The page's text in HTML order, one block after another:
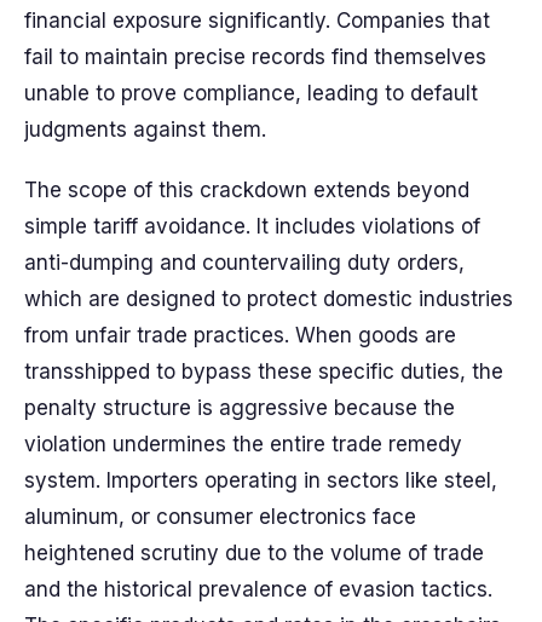
financial exposure significantly. Companies that
fail to maintain precise records find themselves
unable to prove compliance, leading to default
judgments against them.
The scope of this crackdown extends beyond
simple tariff avoidance. It includes violations of
anti-dumping and countervailing duty orders,
which are designed to protect domestic industries
from unfair trade practices. When goods are
transshipped to bypass these specific duties, the
penalty structure is aggressive because the
violation undermines the entire trade remedy
system. Importers operating in sectors like steel,
aluminum, or consumer electronics face
heightened scrutiny due to the volume of trade
and the historical prevalence of evasion tactics.